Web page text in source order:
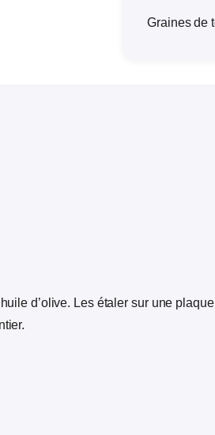
Graines de
d’olive. Les étaler sur une